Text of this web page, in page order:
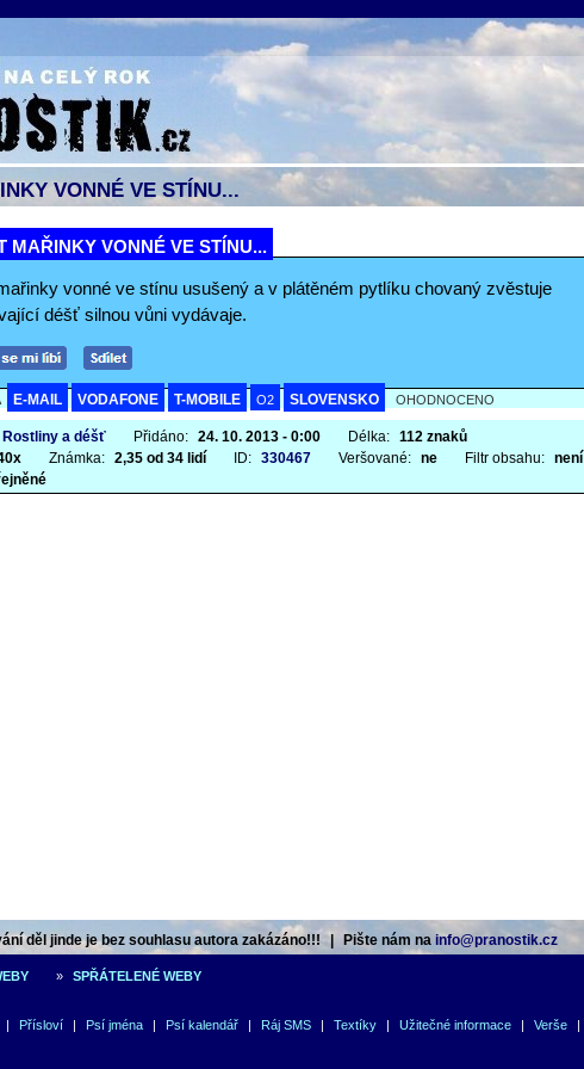
VONNÉ VE STÍNU...
MAŘINKY VONNÉ VE STÍNU...
vonné ve stínu usušený a v plátěném pytlíku chovaný zvěstuje
déšť silnou vůni vydávaje.
E-MAIL VODAFONE T-MOBILE O2 SLOVENSKO OHODNOCENO
Rostliny a déšť Přidáno: 24. 10. 2013 - 0:00 Délka: 112 znaků
Známka: 2,35 od 34 lidí ID: 330467 Veršované: ne Filtr obsahu: není
děl jinde je bez souhlasu autora zakázáno!!! | Pište nám na info@pranostik.cz
» SPŘÁTELENÉ WEBY
| Přísloví | Psí jména | Psí kalendář | Ráj SMS | Textíky | Užitečné informace | Verše |